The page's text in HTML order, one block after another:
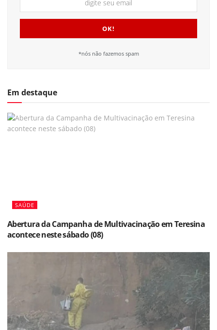
*nós não fazemos spam
Em destaque
SAÚDE
Abertura da Campanha de Multivacinação em Teresina
acontece neste sábado (08)